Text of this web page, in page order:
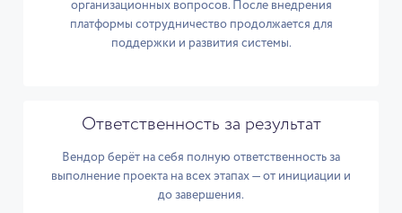
организационных вопросов. После внедрения
платформы сотрудничество продолжается для
поддержки и развития системы.
Ответственность за результат
Вендор берёт на себя полную ответственность за
выполнение проекта на всех этапах — от инициации и
до завершения.